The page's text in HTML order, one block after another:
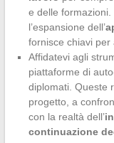
e delle
l’espansione dell’
fornisce chiavi per
Affidatevi agli
piattaforme di
diplomati. Queste
progetto, a
con la realtà dell’
continuazione